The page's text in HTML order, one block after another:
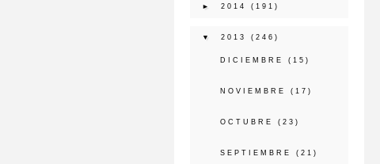
► 2014 (191)
▼ 2013 (246)
DICIEMBRE (15)
NOVIEMBRE (17)
OCTUBRE (23)
SEPTIEMBRE (21)